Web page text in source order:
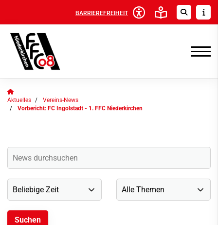
BARRIEREFREIHEIT
Aktuelles
Vereins-News
Vorbericht: FC Ingolstadt - 1. FFC Niederkirchen